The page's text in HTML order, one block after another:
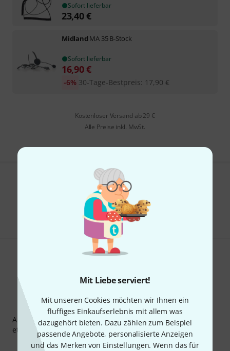
Mit Liebe serviert!
Mit unseren Cookies möchten wir Ihnen ein
fluffiges Einkaufserlebnis mit allem was
dazugehört bieten. Dazu zählen zum Beispiel
passende Angebote, personalisierte Anzeigen
und das Merken von Einstellungen. Wenn das für
Sofort lieferbar
23,40€
Midland MA 35 B-Stock
Sofort lieferbar
16,90€
30-Tage-Bestpreis: 17,90 €
-6%
Kostenloser Versand ab 29 €
Alle Preise inkl. MwSt.
Gefällt Ihnen, was Sie sehen?
Teilen Hilfe & Feedback
Thomann Newsletter
Abonniere den Thomann Newsletter und gewinne mit
etwas Glück einen von 50 Gutscheinen über jeweils
Inspirierende Beiträge
Deals Thomann Insights